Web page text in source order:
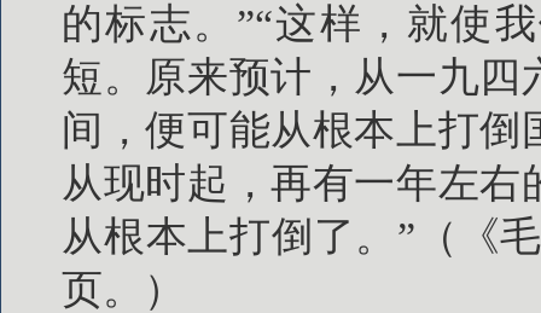
的标志。”“这样，就使
短。原来预计，从一九
间，便可能从根本上打
从现时起，再有一年左
从根本上打倒了。”（《
页。）